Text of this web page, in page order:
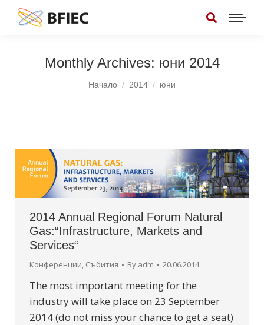
Monthly Archives: юни 2014
You are here:
Начало 2014 юни
2014 Annual Regional Forum Natural
Gas:“Infrastructure, Markets and
Services“
Конференции, Събития By adm 20.06.2014
The most important meeting for the
industry will take place on 23 September
2014 (do not miss your chance to get a seat)